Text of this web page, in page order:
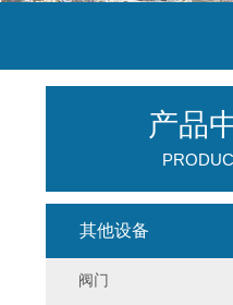
产品
其他设备
阀门